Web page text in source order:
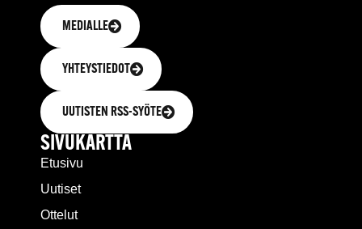
MEDIALLE
YHTEYSTIEDOT
UUTISTEN RSS-SYÖTE
SIVUKARTTA
Etusivu
Uutiset
Ottelut